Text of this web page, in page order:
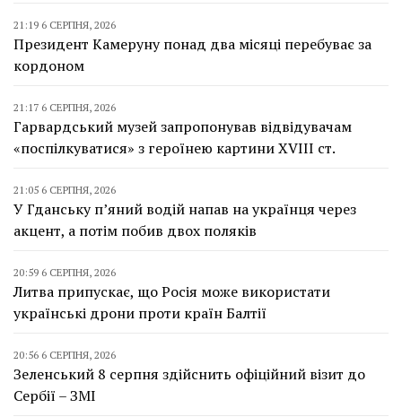
21:19 6 СЕРПНЯ, 2026
Президент Камеруну понад два місяці перебуває за
кордоном
21:17 6 СЕРПНЯ, 2026
Гарвардський музей запропонував відвідувачам
«поспілкуватися» з героїнею картини XVIII ст.
21:05 6 СЕРПНЯ, 2026
У Гданську п’яний водій напав на українця через
акцент, а потім побив двох поляків
20:59 6 СЕРПНЯ, 2026
Литва припускає, що Росія може використати
українські дрони проти країн Балтії
20:56 6 СЕРПНЯ, 2026
Зеленський 8 серпня здійснить офіційний візит до
Сербії – ЗМІ